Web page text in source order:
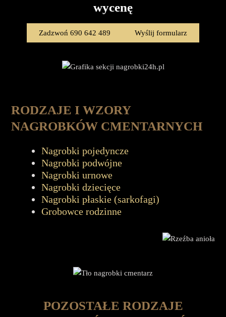
wycenę
Zadzwoń 690 642 489 Wyślij formularz
RODZAJE I WZORY
NAGROBKÓW CMENTARNYCH
Nagrobki pojedyncze
Nagrobki podwójne
Nagrobki urnowe
Nagrobki dziecięce
Nagrobki płaskie (sarkofagi)
Grobowce rodzinne
POZOSTAŁE RODZAJE